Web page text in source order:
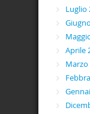
Luglio
Aprile
Marzo